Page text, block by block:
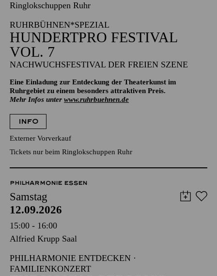
Ringlokschuppen Ruhr
RUHRBÜHNEN*SPEZIAL
HUNDERTPRO FESTIVAL
VOL. 7
NACHWUCHSFESTIVAL DER FREIEN SZENE
Eine Einladung zur Entdeckung der Theaterkunst im
Ruhrgebiet zu einem besonders attraktiven Preis.
Mehr Infos unter www.ruhrbuehnen.de
INFO
Externer Vorverkauf
Tickets nur beim Ringlokschuppen Ruhr
PHILHARMONIE ESSEN
Samstag
12.09.2026
15:00 - 16:00
Alfried Krupp Saal
PHILHARMONIE ENTDECKEN ·
FAMILIENKONZERT